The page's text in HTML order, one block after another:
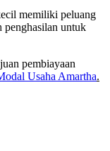
memiliki peluang
penghasilan untuk
pembiayaan
Usaha Amartha.